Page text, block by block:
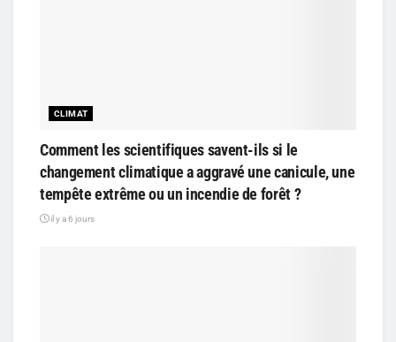
CLIMAT
Comment les scientifiques savent-ils si le
changement climatique a aggravé une canicule, une
tempête extrême ou un incendie de forêt ?
il y a 6 jours